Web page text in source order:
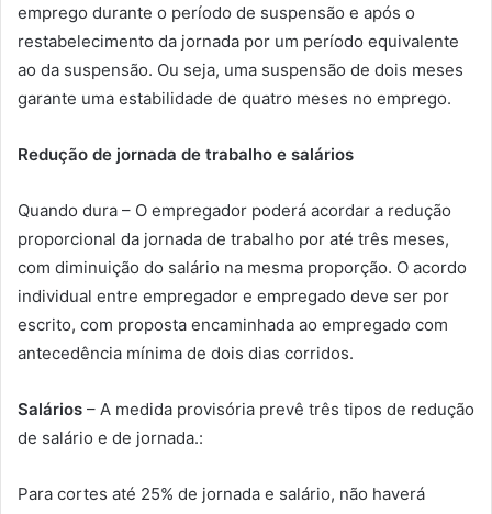
emprego durante o período de suspensão e após o
restabelecimento da jornada por um período equivalente
ao da suspensão. Ou seja, uma suspensão de dois meses
garante uma estabilidade de quatro meses no emprego.
Redução de jornada de trabalho e salários
Quando dura – O empregador poderá acordar a redução
proporcional da jornada de trabalho por até três meses,
com diminuição do salário na mesma proporção. O acordo
individual entre empregador e empregado deve ser por
escrito, com proposta encaminhada ao empregado com
antecedência mínima de dois dias corridos.
Salários – A medida provisória prevê três tipos de redução
de salário e de jornada.:
Para cortes até 25% de jornada e salário, não haverá